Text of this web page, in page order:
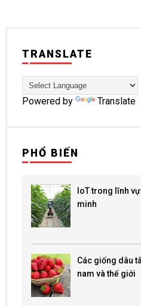
TRANSLATE
Powered by Translate
PHỔ BIẾN
IoT trong lĩnh
minh
Các giống dâu
nam và thế giới